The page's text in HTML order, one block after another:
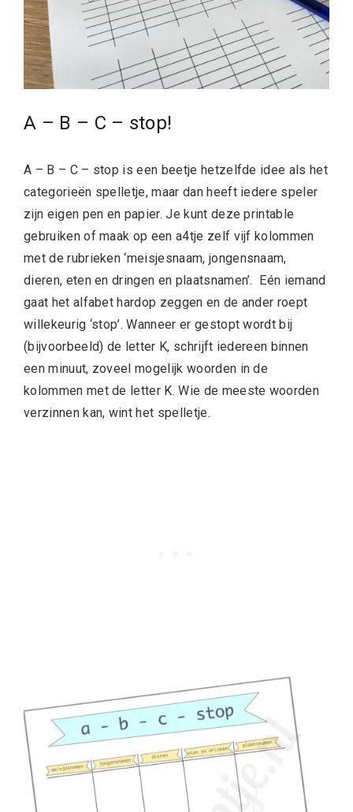
A – B – C – stop!
A – B – C – stop is een beetje hetzelfde idee als het
categorieën spelletje, maar dan heeft iedere speler
zijn eigen pen en papier. Je kunt deze printable
gebruiken of maak op een a4tje zelf vijf kolommen
met de rubrieken ‘meisjesnaam, jongensnaam,
dieren, eten en dringen en plaatsnamen’. Eén iemand
gaat het alfabet hardop zeggen en de ander roept
willekeurig ‘stop’. Wanneer er gestopt wordt bij
(bijvoorbeeld) de letter K, schrijft iedereen binnen
een minuut, zoveel mogelijk woorden in de
kolommen met de letter K. Wie de meeste woorden
verzinnen kan, wint het spelletje.